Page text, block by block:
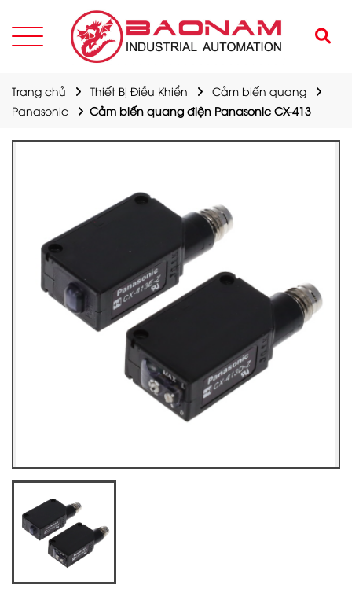
Trang chủ Thiết Bị Điều Khiển
Cảm biến quang
Panasonic
Cảm biến quang điện Panasonic CX-413